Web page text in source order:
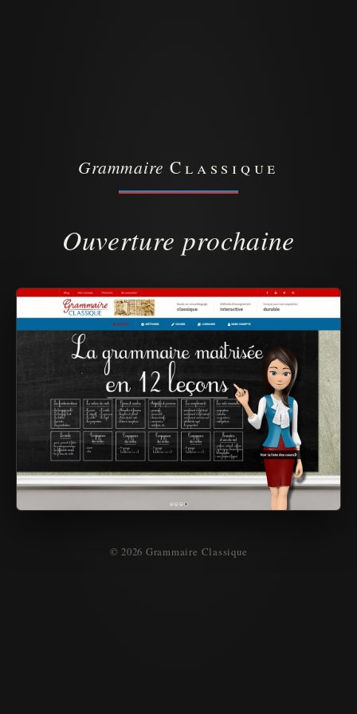
Grammaire Classique
Ouverture prochaine
© 2026 Grammaire Classique